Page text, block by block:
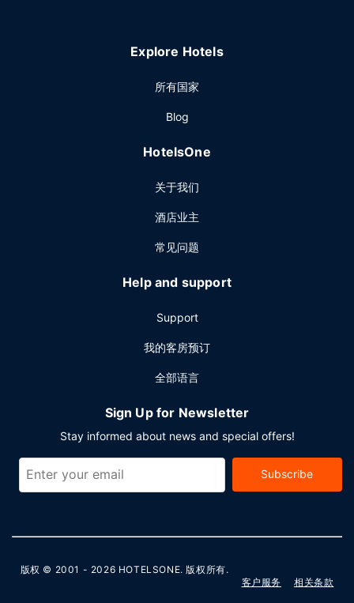
Explore Hotels
所有国家
Blog
HotelsOne
关于我们
酒店业主
常见问题
Help and support
Support
我的客房预订
全部语言
Sign Up for Newsletter
Stay informed about news and special offers!
Subscribe
版权 © 2001 - 2026 HOTELSONE. 版权所有.
客户服务
相关条款